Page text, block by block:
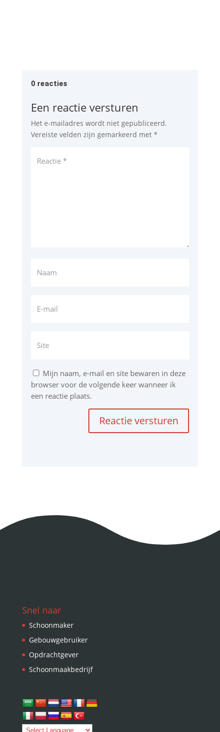
0 reacties
Een reactie versturen
Het e-mailadres wordt niet gepubliceerd.
Vereiste velden zijn gemarkeerd met *
Mijn naam, e-mail en site bewaren in deze
browser voor de volgende keer wanneer ik
een reactie plaats.
Reactie versturen
Snel naar
Schoonmaker
Gebouwgebruiker
Opdrachtgever
Schoonmaakbedrijf